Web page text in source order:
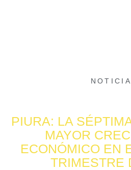
PIURA: LA
MAYOR
ECONÓMICO EN
TRIMESTRE